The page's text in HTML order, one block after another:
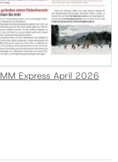
MM Express April 2026